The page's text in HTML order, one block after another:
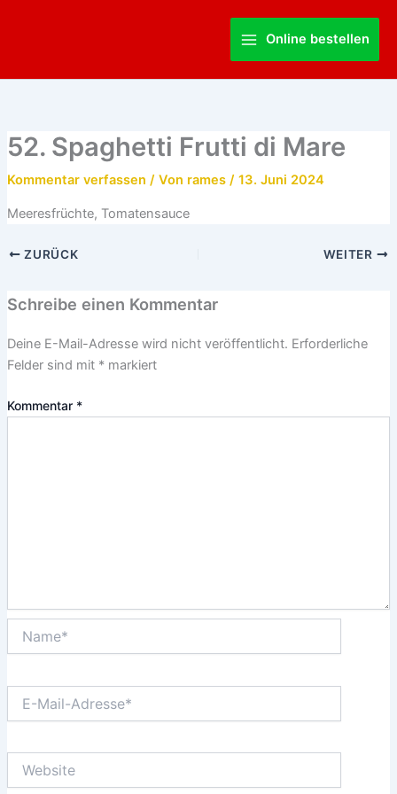
Main
Menu
Online bestellen
52. Spaghetti Frutti di Mare
Kommentar verfassen / Von rames / 13. Juni 2024
Meeresfrüchte, Tomatensauce
ZURÜCK WEITER
Schreibe einen Kommentar
Deine E-Mail-Adresse wird nicht veröffentlicht. Erforderliche
Felder sind mit *markiert
Kommentar *
Mail-